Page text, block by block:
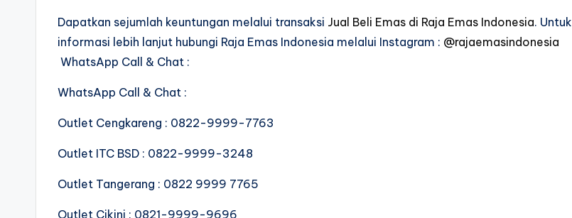
Dapatkan sejumlah keuntungan melalui transaksi Jual Beli Emas di Raja Emas Indonesia. Untuk
informasi lebih lanjut hubungi Raja Emas Indonesia melalui Instagram : @rajaemasindonesia
WhatsApp Call & Chat :
WhatsApp Call & Chat :
Outlet Cengkareng : 0822-9999-7763
Outlet ITC BSD : 0822-9999-3248
Outlet Tangerang : 0822 9999 7765
Outlet Cikini : 0821-9999-9696